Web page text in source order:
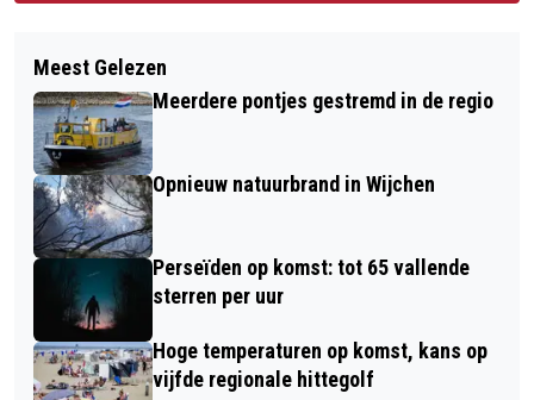
Meest Gelezen
Meerdere pontjes gestremd in de regio
Opnieuw natuurbrand in Wijchen
Perseïden op komst: tot 65 vallende
sterren per uur
Hoge temperaturen op komst, kans op
vijfde regionale hittegolf